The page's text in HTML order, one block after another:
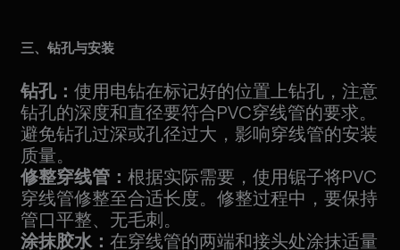
三、钻孔与安装
钻孔：使用电钻在标记好的位置上钻孔，注意
钻孔的深度和直径要符合PVC穿线管的要求。
避免钻孔过深或孔径过大，影响穿线管的安装
质量。
修整穿线管：根据实际需要，使用锯子将PVC
穿线管修整至合适长度。修整过程中，要保持
管口平整、无毛刺。
涂抹胶水：在穿线管的两端和接头处涂抹适量